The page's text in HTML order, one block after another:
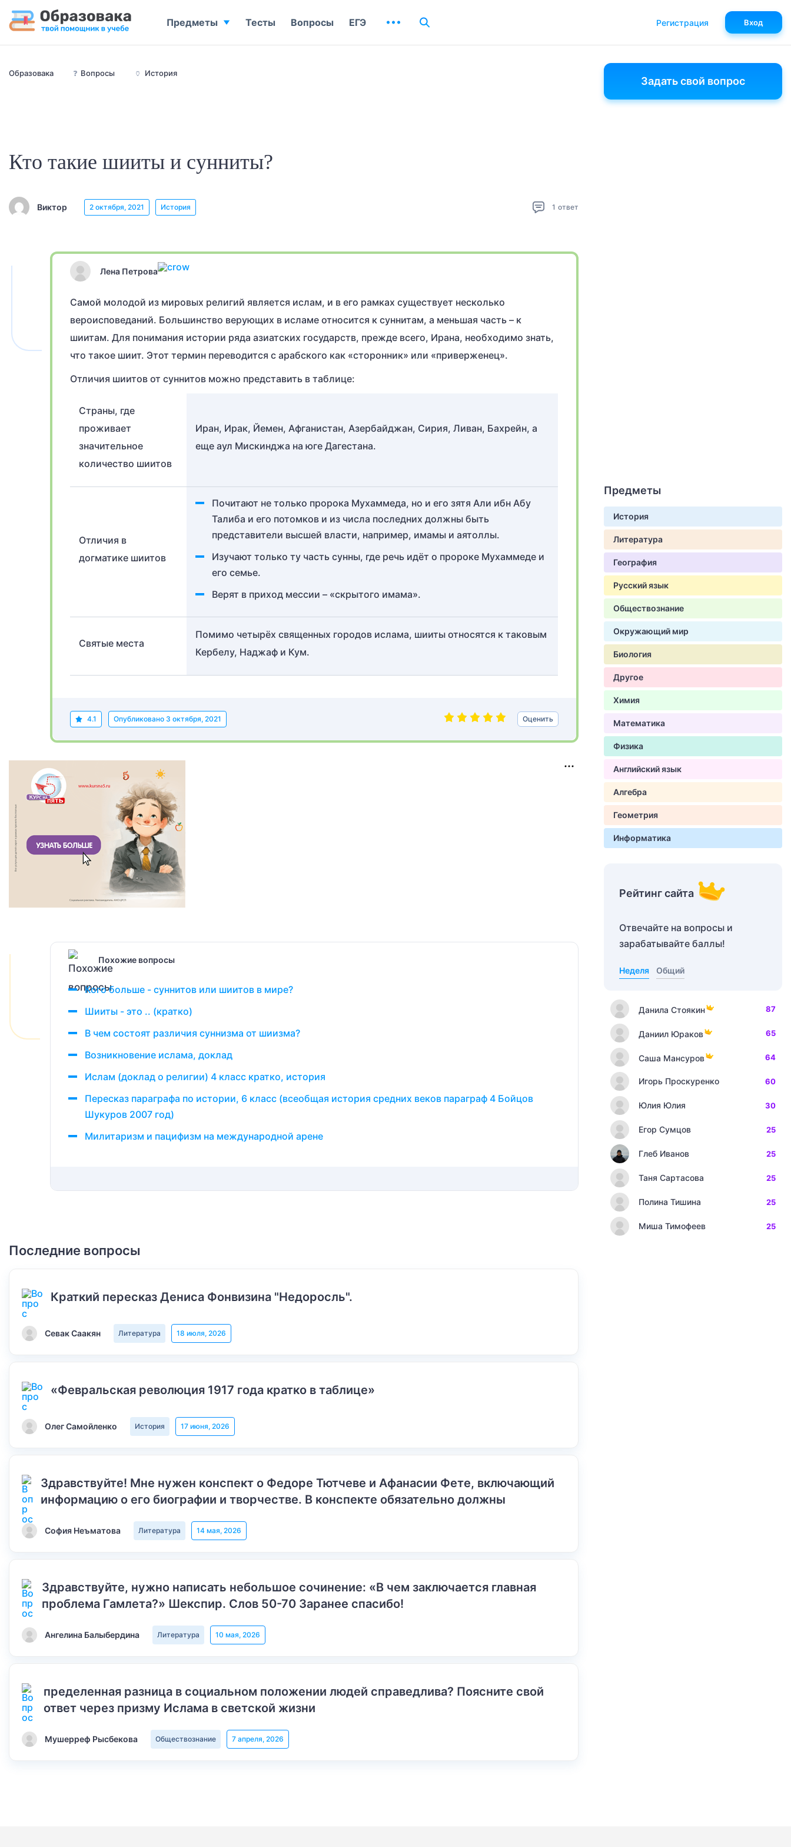
Образовака ❓ Вопросы 🏺 История
Кто такие шииты и сунниты?
Виктор 2 октября, 2021 История 1 ответ
Лена Петрова
Самой молодой из мировых религий является ислам, и в его рамках существует несколько
вероисповеданий. Большинство верующих в исламе относится к суннитам, а меньшая часть – к
шиитам. Для понимания истории ряда азиатских государств, прежде всего, Ирана, необходимо знать,
что такое шиит. Этот термин переводится с арабского как «сторонник» или «приверженец».
Отличия шиитов от суннитов можно представить в таблице:
Страны, где
проживает
значительное
количество шиитов
Иран, Ирак, Йемен, Афганистан, Азербайджан, Сирия, Ливан, Бахрейн, а
еще аул Мискинджа на юге Дагестана.
Отличия в
догматике шиитов
Почитают не только пророка Мухаммеда, но и его зятя Али ибн Абу
Талиба и его потомков и из числа последних должны быть
представители высшей власти, например, имамы и аятоллы.
Изучают только ту часть сунны, где речь идёт о пророке Мухаммеде и
его семье.
Верят в приход мессии – «скрытого имама».
Святые места
Помимо четырёх священных городов ислама, шииты относятся к таковым
Кербелу, Наджаф и Кум.
4.1 Опубликовано 3 октября, 2021 Оценить
Похожие вопросы
Кого больше - суннитов или шиитов в мире?
Шииты - это .. (кратко)
В чем состоят различия суннизма от шиизма?
Возникновение ислама, доклад
Ислам (доклад о религии) 4 класс кратко, история
Пересказ параграфа по истории, 6 класс (всеобщая история средних веков параграф 4 Бойцов
Шукуров 2007 год)
Милитаризм и пацифизм на международной арене
Последние вопросы
Краткий пересказ Дениса Фонвизина "Недоросль".
Севак Саакян Литература 18 июля, 2026
«Февральская революция 1917 года кратко в таблице»
Олег Самойленко История 17 июня, 2026
Здравствуйте! Мне нужен конспект о Федоре Тютчеве и Афанасии Фете, включающий
информацию о его биографии и творчестве. В конспекте обязательно должны
София Неъматова Литература 14 мая, 2026
Здравствуйте, нужно написать небольшое сочинение: «В чем заключается главная
проблема Гамлета?» Шекспир. Слов 50-70 Заранее спасибо!
Ангелина Балыбердина Литература 10 мая, 2026
пределенная разница в социальном положении людей справедлива? Поясните свой
ответ через призму Ислама в светской жизни
Мушерреф Рысбекова Обществознание 7 апреля, 2026
Задать свой вопрос
Предметы
История
Литература
География
Русский язык
Обществознание
Окружающий мир
Биология
Другое
Химия
Математика
Физика
Английский язык
Алгебра
Геометрия
Информатика
Рейтинг сайта
Отвечайте на вопросы и
зарабатывайте баллы!
Неделя Общий
Данила Стоякин 87
Даниил Юраков 65
Саша Мансуров 64
Игорь Проскуренко 60
Юлия Юлия 30
Егор Сумцов 25
Глеб Иванов 25
Таня Сартасова 25
Полина Тишина 25
Миша Тимофеев 25
Предметы Тесты Вопросы ЕГЭ Регистрация Вход